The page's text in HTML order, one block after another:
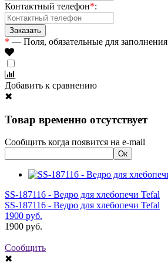
Контактный телефон*:
* — Поля, обязательные для заполнения
Добавить к сравнению
✖
Товар временно отсутствует
Сообщить когда появится на e-mail
SS-187116 - Ведро для хлебопечи Tefal
SS-187116 - Ведро для хлебопечи Tefal
1900 руб.
1900 руб.
Сообщить
✖